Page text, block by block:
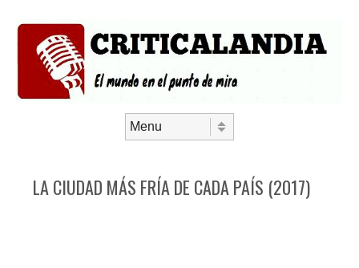
LA CIUDAD MÁS FRÍA DE CADA PAÍS (2017)